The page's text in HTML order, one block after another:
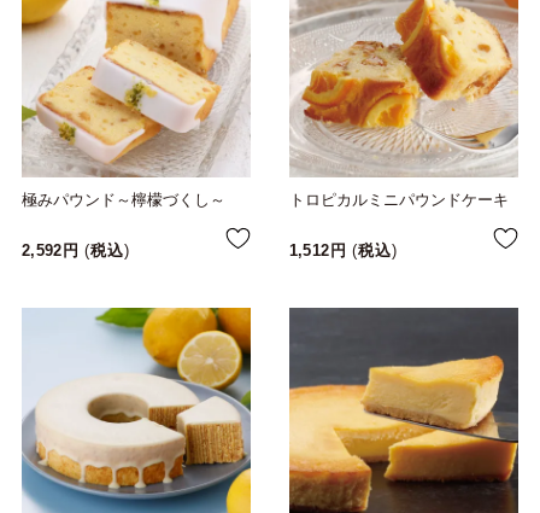
極みパウンド～檸檬づくし～
2,592 税込
トロピカルミニパウンドケーキ
1,512 税込